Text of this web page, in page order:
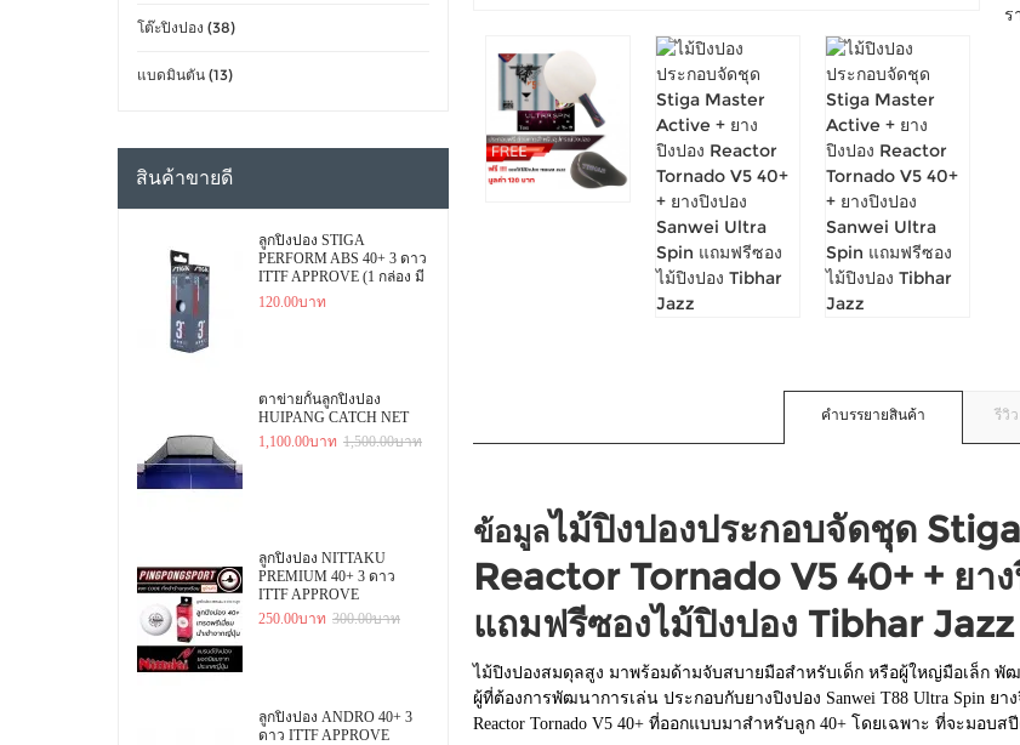
โต๊ะปิงปอง (38)
แบดมินตัน (13)
สินค้าขายดี
ลูกปิงปอง STIGA
PERFORM ABS 40+ 3 ดาว
ITTF APPROVE (1 กล่อง มี
3 ลูก)
120.00บาท
ตาข่ายกั้นลูกปิงปอง
HUIPANG CATCH NET
1,100.00บาท 1,500.00บาท
ลูกปิงปอง NITTAKU
PREMIUM 40+ 3 ดาว
ITTF APPROVE
250.00บาท 300.00บาท
ลูกปิงปอง ANDRO 40+ 3
ดาว ITTF APPROVE
ร
คำบรรยายสินค้า รีวิ
ข้อมูลไม้ปิงปองประกอบจัดชุด
Reactor Tornado V5 40+ + ยา
แถมฟรีซองไม้ปิงปอง Tibhar Jazz
ไม้ปิงปองสมดุลสูง มาพร้อมด้ามจับสบายมือสำหรับเด็ก หรือผู้ใหญ่มือเล็ก
ผู้ที่ต้องการพัฒนาการเล่น ประกอบกับยางปิงปอง Sanwei T88 Ultra Spin
Reactor Tornado V5 40+ ที่ออกแบบมาสำหรับลูก 40+ โดยเฉพาะ ที่จะมอ